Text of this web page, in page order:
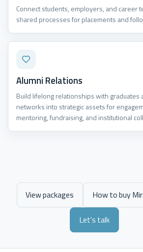
Connect students, employers, and career
shared processes for placements and
Alumni Relations
Build lifelong relationships with graduates
networks into strategic assets for
mentoring, fundraising, and institutional
View packages How to buy
Let's talk